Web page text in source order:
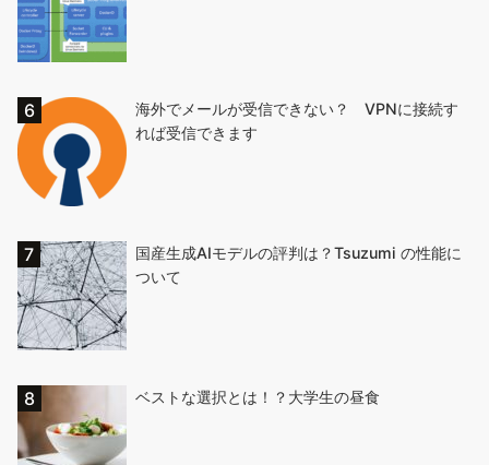
海外でメールが受信できない？ VPNに接続す
れば受信できます
国産生成AIモデルの評判は？Tsuzumi の性能に
ついて
ベストな選択とは！？大学生の昼食